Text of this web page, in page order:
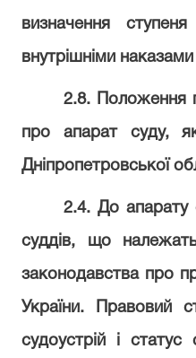
визначення
внутрішніми
2.8. Положення
про апарат суду,
Дніпропетровської
2.4. До апарату
суддів, що
законодавства про
України. Правовий
судоустрій і